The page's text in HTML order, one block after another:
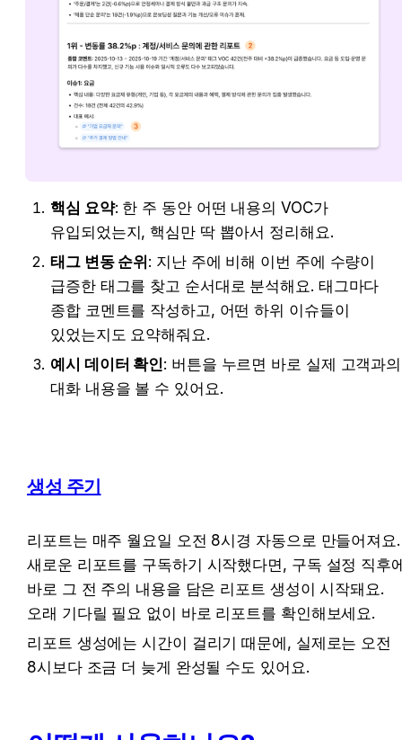
핵심 요약: 한 주 동안 어떤 내용의 VOC가
유입되었는지, 핵심만 딱 뽑아서 정리해요.
태그 변동 순위: 지난 주에 비해 이번 주에 수량이
급증한 태그를 찾고 순서대로 분석해요. 태그마다
종합 코멘트를 작성하고, 어떤 하위 이슈들이
있었는지도 요약해줘요.
예시 데이터 확인: 버튼을 누르면 바로 실제 고객과의
대화 내용을 볼 수 있어요.
생성 주기
리포트는 매주 월요일 오전 8시경 자동으로 만들어져요.
새로운 리포트를 구독하기 시작했다면, 구독 설정 직후
바로 그 전 주의 내용을 담은 리포트 생성이 시작돼요.
오래 기다릴 필요 없이 바로 리포트를 확인해보세요.
리포트 생성에는 시간이 걸리기 때문에, 실제로는 오전
8시보다 조금 더 늦게 완성될 수도 있어요.